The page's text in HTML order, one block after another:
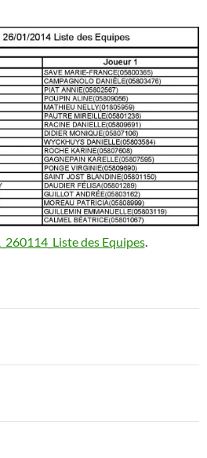
des Equipes.